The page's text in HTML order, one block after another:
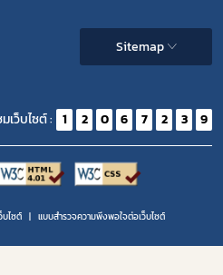
Sitemap
เว็บไซต์ : 1 2 0 6 7 2 3 9
บไซต์ แบบสำรวจความพีงพอใจต่อเว็บไซต์